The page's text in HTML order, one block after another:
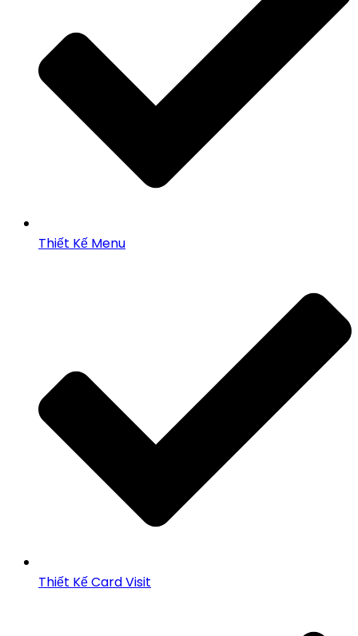
Thiết Kế Menu
Thiết Kế Card Visit